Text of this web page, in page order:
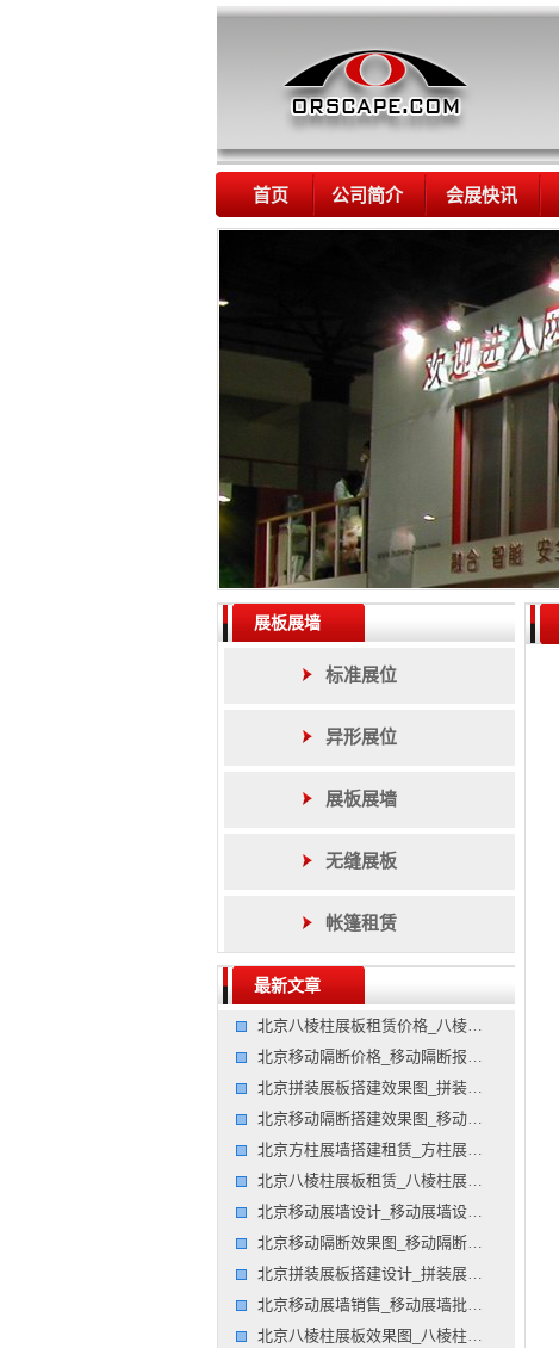
首页 公司简介 会展快讯
展板展墙
标准展位
异形展位
展板展墙
无缝展板
帐篷租赁
最新文章
北京八棱柱展板租赁价格_八棱柱展板租赁报价_展板屏风制作
北京移动隔断价格_移动隔断报价_屏风隔断制作价格公司
北京拼装展板搭建效果图_拼装展板搭建图片_展板展板搭建效
北京移动隔断搭建效果图_移动隔断搭建图片_隔断展墙搭建价
北京方柱展墙搭建租赁_方柱展墙搭建出租_隔断墙隔断搭建公
北京八棱柱展板租赁_八棱柱展板出租_屏风展墙设计公司
北京移动展墙设计_移动展墙设计搭建_屏风展板搭建价格公司
北京移动隔断效果图_移动隔断图片_屏风展墙制作价格公司
北京拼装展板搭建设计_拼装展板搭建策划_屏风隔断租赁公司
北京移动展墙销售_移动展墙批发_隔断屏风搭建设计公司
北京八棱柱展板效果图_八棱柱展板图片_展板展板搭建租赁公